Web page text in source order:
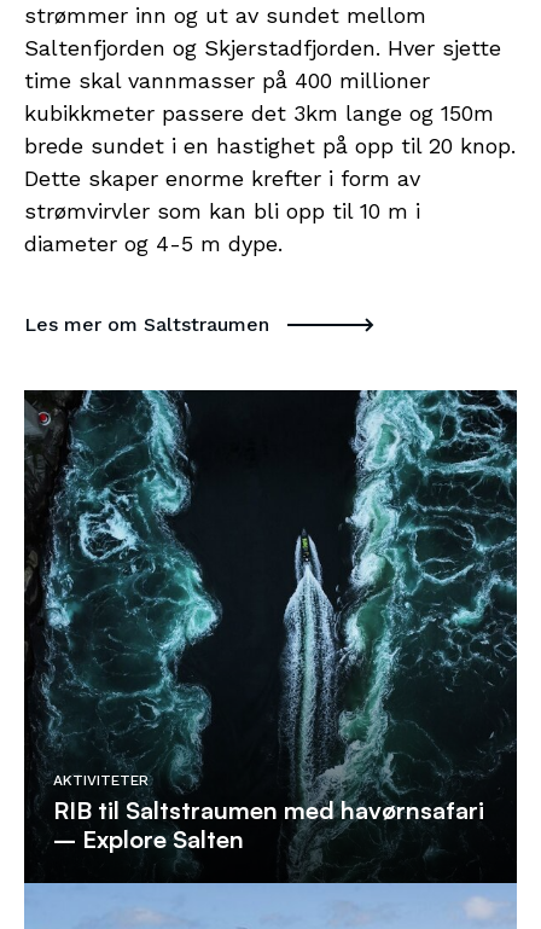
strømmer inn og ut av sundet mellom
Saltenfjorden og Skjerstadfjorden. Hver sjette
time skal vannmasser på 400 millioner
kubikkmeter passere det 3km lange og 150m
brede sundet i en hastighet på opp til 20 knop.
Dette skaper enorme krefter i form av
strømvirvler som kan bli opp til 10 m i
diameter og 4-5 m dype.
Les mer om Saltstraumen
AKTIVITETER
RIB til Saltstraumen med havørnsafari
– Explore Salten